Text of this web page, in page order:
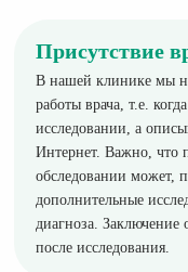
Присутствие
В нашей клинике мы
работы врача, т.е.
исследовании, а
Интернет. Важно, что
обследовании может,
дополнительные
диагноза. Заключение
после исследования.